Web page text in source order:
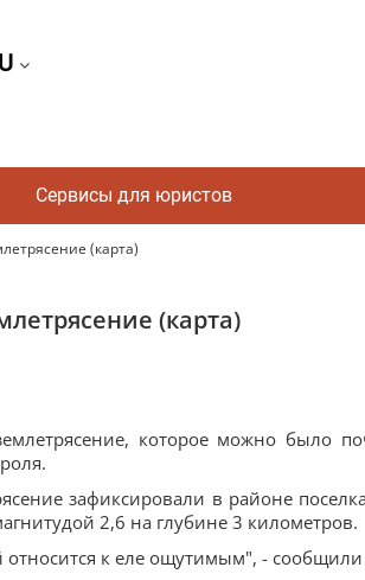
Сервисы для юристов
(карта)
(карта)
которое можно было
зафиксировали в районе
2,6 на глубине 3 километров.
к еле ощутимым", - сообщили